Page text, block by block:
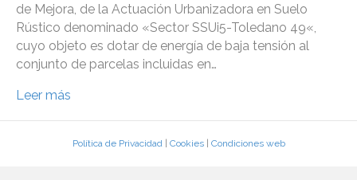
de Mejora, de la Actuación Urbanizadora en Suelo
Rústico denominado «Sector SSUi5-Toledano 49«,
cuyo objeto es dotar de energía de baja tensión al
conjunto de parcelas incluidas en…
Leer más
Política de Privacidad| Cookies| Condiciones web